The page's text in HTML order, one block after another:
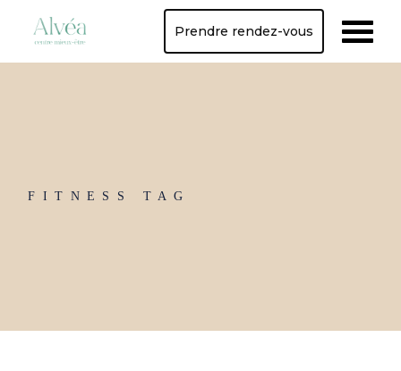
content
Prendre rendez-vous
FITNESS TAG